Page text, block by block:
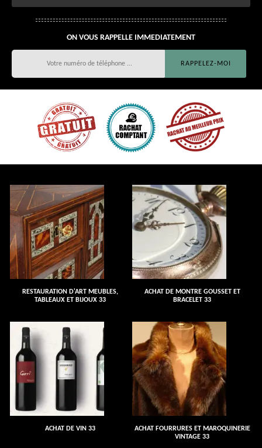
ON VOUS RAPPELLE IMMEDIATEMENT
RESTAURATION D'ART MEUBLES,
TABLEAUX ET BIJOUX 33
ACHAT DE MONTRE GOUSSET ET
BRACELET 33
ACHAT DE VIN 33
ACHAT FOURRURES ET MAROQUINERIE
VINTAGE 33